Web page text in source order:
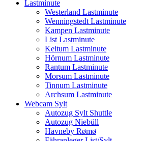
Lastminute
Westerland Lastminute
Wenningstedt Lastminute
Kampen Lastminute
List Lastminute
Keitum Lastminute
Hörnum Lastminute
Rantum Lastminute
Morsum Lastminute
Tinnum Lastminute
Archsum Lastminute
Webcam Sylt
Autozug Sylt Shuttle
Autozug Niebüll
Havneby Rømø